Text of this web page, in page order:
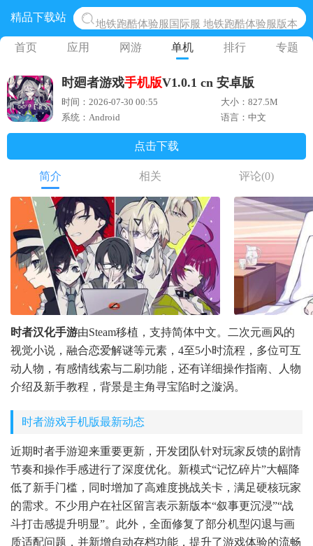
精品下载站
地铁跑酷体验服国际服 地铁跑酷体验服版本
网易光遇手游正版 点亮星空共庆周年
黎明觉醒生机腾讯正版 黎明觉醒生机国际服
蛋仔派对下载 蛋仔派对体验服
奥特曼王者传奇 正版奥特曼游戏
首页 应用 网游 单机 排行 专题
时廻者游戏手机版V1.0.1 cn 安卓版
时间：2026-07-30 00:55
大小：827.5M
系统：Android
语言：中文
点击下载
简介 相关 评论(0)
时者汉化手游由Steam移植，支持简体中文。二次元画风的
视觉小说，融合恋爱解谜等元素，4至5小时流程，多位可互
动人物，有感情线索与二刷功能，还有详细操作指南、人物
介绍及新手教程，背景是主角寻宝陷时之漩涡。
时者游戏手机版最新动态
近期时者手游迎来重要更新，开发团队针对玩家反馈的剧情
节奏和操作手感进行了深度优化。新模式“记忆碎片”大幅降
低了新手门槛，同时增加了高难度挑战关卡，满足硬核玩家
的需求。不少用户在社区留言表示新版本“叙事更沉浸”“战
斗打击感提升明显”。此外，全面修复了部分机型闪退与画
质适配问题，并新增自动存档功能，提升了游戏体验的流畅